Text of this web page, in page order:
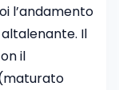
l’andamento
Il
il